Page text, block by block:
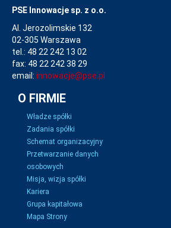
PSE Innowacje sp. z o.o.
Al. Jerozolimskie 132
02-305 Warszawa
tel.: 48 22 242 13 02
fax: 48 22 242 38 29
email: innowacje@pse.pl
O FIRMIE
Władze spółki
Zadania spółki
Schemat organizacyjny
Przetwarzanie danych
osobowych
Misja, wizja spółki
Kariera
Grupa kapitałowa
Mapa Strony